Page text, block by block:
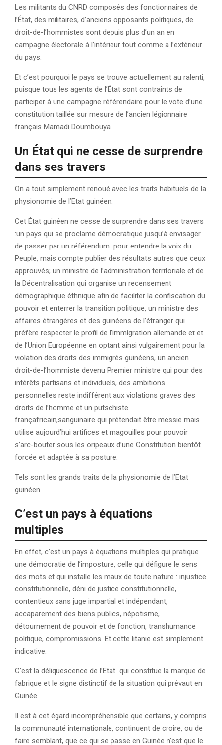
Les militants du CNRD composés des fonctionnaires de
l’État, des militaires, d’anciens opposants politiques, de
droit-de-l’hommistes sont depuis plus d’un an en
campagne électorale à l’intérieur tout comme à l’extérieur
du pays.
Et c’est pourquoi le pays se trouve actuellement au ralenti,
puisque tous les agents de l’État sont contraints de
participer à une campagne référendaire pour le vote d’une
constitution taillée sur mesure de l’ancien légionnaire
français Mamadi Doumbouya.
Un État qui ne cesse de surprendre
dans ses travers
On a tout simplement renoué avec les traits habituels de la
physionomie de l’Etat guinéen.
Cet État guinéen ne cesse de surprendre dans ses travers
:un pays qui se proclame démocratique jusqu’à envisager
de passer par un référendum pour entendre la voix du
Peuple, mais compte publier des résultats autres que ceux
approuvés; un ministre de l’administration territoriale et de
la Décentralisation qui organise un recensement
démographique éthnique afin de faciliter la confiscation du
pouvoir et enterrer la transition politique, un ministre des
affaires étrangères et des guinéens de l’étranger qui
préfère respecter le profil de l’immigration allemande et et
de l’Union Européenne en optant ainsi vulgairement pour la
violation des droits des immigrés guinéens, un ancien
droit-de-l’hommiste devenu Premier ministre qui pour des
intérêts partisans et individuels, des ambitions
personnelles reste indifférent aux violations graves des
droits de l’homme et un putschiste
françafricain,sanguinaire qui prétendait être messie mais
utilise aujourd’hui artifices et magouilles pour pouvoir
s’arc-bouter sous les oripeaux d’une Constitution bientôt
forcée et adaptée à sa posture.
Tels sont les grands traits de la physionomie de l’Etat
guinéen.
C’est un pays à équations
multiples
En effet, c’est un pays à équations multiples qui pratique
une démocratie de l’imposture, celle qui défigure le sens
des mots et qui installe les maux de toute nature : injustice
constitutionnelle, déni de justice constitutionnelle,
contentieux sans juge impartial et indépendant,
accaparement des biens publics, népotisme,
détournement de pouvoir et de fonction, transhumance
politique, compromissions. Et cette litanie est simplement
indicative.
C’est la déliquescence de l’Etat qui constitue la marque de
fabrique et le signe distinctif de la situation qui prévaut en
Guinée.
Il est à cet égard incompréhensible que certains, y compris
la communauté internationale, continuent de croire, ou de
faire semblant, que ce qui se passe en Guinée n’est que le